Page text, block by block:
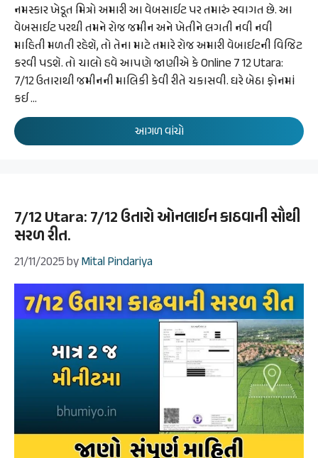
નમસ્કાર ખેડૂત મિત્રો અમારી આ વેબસાઈટ પર તમારું સ્વાગત છે. આ
વેબસાઈટ પરથી તમને રોજ જમીન અને ખેતીને લગતી નવી નવી
માહિતી મળતી રહેશે, તો તેના માટે તમારે રોજ અમારી વેબાઈટની વિજિટ
કરવી પડશે. તો ચાલો હવે આપણે જાણીએ કે Online 7 12 Utara:
7/12 ઉતારાથી જમીનની માલિકી કેવી રીતે ચકાસવી. ઘરે બેઠા ફોનમાં
કઈ …
આગળ વાંચો
7/12 Utara: 7/12 ઉતારો ઓનલાઈન કાઠવાની સૌથી
સરળ રીત.
21/11/2025byMital Pindariya